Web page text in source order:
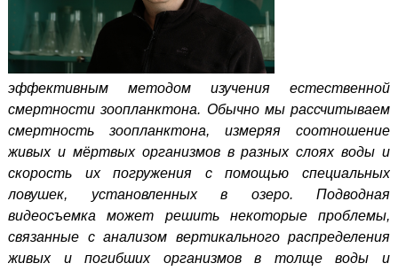
эффективным методом изучения естественной
смертности зоопланктона. Обычно мы рассчитываем
смертность зоопланктона, измеряя соотношение
живых и мёртвых организмов в разных слоях воды и
скорость их погружения с помощью специальных
ловушек, установленных в озеро. Подводная
видеосъемка может решить некоторые проблемы,
связанные с анализом вертикального распределения
живых и погибших организмов в толще воды и